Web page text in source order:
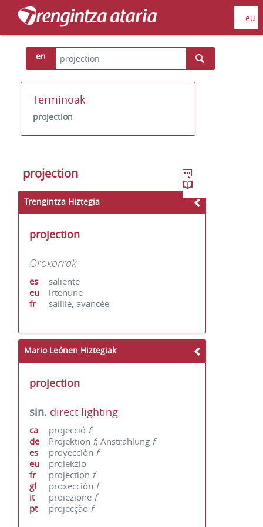
en
Terminoak
projection
projection
Trengintza Hiztegia
projection
Orokorrak
es
saliente
eu
irtenune
fr
saillie; avancée
Mario Leónen Hiztegiak
projection
sin. direct lighting
ca projecció f
de
Projektion f; Anstrahlung f
es
proyección f
eu
proiekzio
fr
projection f
gl
proxección f
it
proiezione f
pt
projecção f